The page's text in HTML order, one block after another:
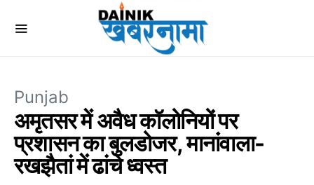
Punjab
अमृतसर में अवैध कॉलोनियों पर
प्रशासन का बुलडोजर, मानांवाला-
रखझैतां में ढांचे ध्वस्त